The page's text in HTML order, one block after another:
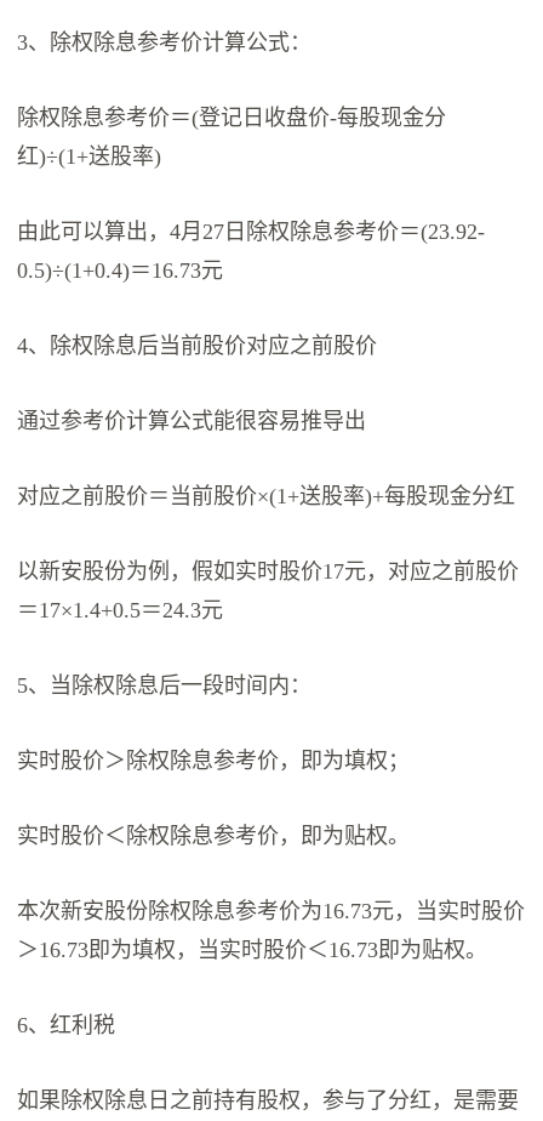
3、除权除息参考价计算公式：
除权除息参考价＝(登记日收盘价-每股现金分
红)÷(1+送股率)
由此可以算出，4月27日除权除息参考价＝(23.92-
0.5)÷(1+0.4)＝16.73元
4、除权除息后当前股价对应之前股价
通过参考价计算公式能很容易推导出
对应之前股价＝当前股价×(1+送股率)+每股现金分红
以新安股份为例，假如实时股价17元，对应之前股价
＝17×1.4+0.5＝24.3元
5、当除权除息后一段时间内：
实时股价＞除权除息参考价，即为填权；
实时股价＜除权除息参考价，即为贴权。
本次新安股份除权除息参考价为16.73元，当实时股价
＞16.73即为填权，当实时股价＜16.73即为贴权。
6、红利税
如果除权除息日之前持有股权，参与了分红，是需要